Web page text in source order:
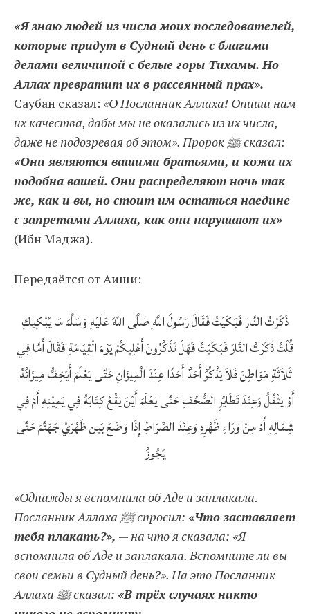
«Я знаю людей из числа моих последователей,
которые придут в Судный день с благими
делами величиной с белые горы Тихамы. Но
Аллах превратит их в рассеянный прах».
Саубан сказал: «О Посланник Аллаха! Опиши нам
их качества, дабы мы не оказались из их числа,
даже не подозревая об этом». Пророк ﷺ сказал:
«Они являются вашими братьями, и кожа их
подобна вашей. Они распределяют ночь так
же, как и вы, но стоит им остаться наедине
с запретами Аллаха, как они нарушают их»
(Ибн Маджа).
Передаётся от Аиши:
ذَكَرْتُ النَّارَ فَبَكَيْتُ فَقَالَ رَسُولُ اللَّهِ صَلَّى اللهُ عَلَيْهِ وَسَلَّمَ‏ مَا يُبْكِيكِ‏
قُلْتُ‏ ذَكَرْتُ النَّارَ فَبَكَيْتُ فَهَلْ تَذْكُرُونَ أَهْلِيكُمْ يَوْمَ الْقِيَامَةِ فَقَالَ أَمَّا فِي
ثَلاَثَةِ مَوَاطِنَ فَلاَ يَذْكُرُ أَحَدٌ أَحَدًا‏ عِنْدَ الْمِيزَانِ حَتَّى يَعْلَمَ أَيَخِفُّ مِيزَانُهُ
أَوْ يَثْقُلُ وَعِنْدَ تَطَايُرِ الصُّحُفِ حَتَّى يَعْلَمَ أَيْنَ يَقُعُ كِتَابُهُ فِي يَمِيْنِهِ أَمْ فِي
شِمَالِهِ أَمْ مِنْ وَرَاءِ ظَهْرِهِ وَعِنْدَ الصِّرَاطِ إِذَا وَضَعَ بَين ظَهْرَيْ جَهَنَّمَ حَتَّى
يَجُوزُ
«Однажды я вспомнила об Аде и заплакала.
Посланник Аллаха ﷺ спросил: «Что заставляет
тебя плакать?», —на что я сказала: «Я
вспомнила об Аде и заплакала. Вспомните ли вы
свои семьи в Судный день?». На это Посланник
Аллаха ﷺ сказал: «В трёх случаях никто